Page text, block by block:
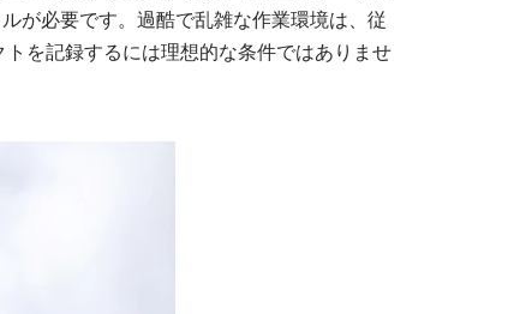
が必要です。過酷で乱雑な作業環境は、従
を記録するには理想的な条件ではありませ